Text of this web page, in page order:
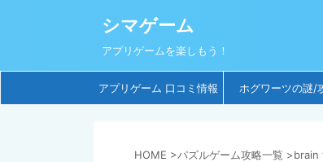
シマゲーム
アプリゲームを楽しもう！
アプリゲーム 口コミ情報 ホグワーツの謎/
HOME >パズルゲーム攻略一覧 >brain